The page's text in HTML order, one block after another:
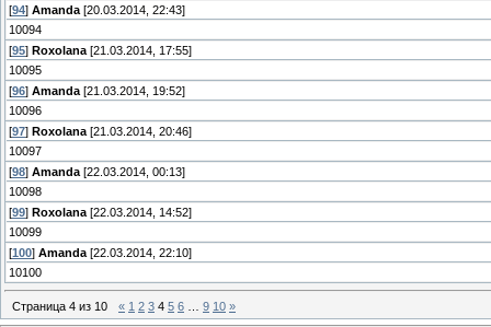
[94] Amanda [20.03.2014, 22:43]
10094
[95] Roxolana [21.03.2014, 17:55]
10095
[96] Amanda [21.03.2014, 19:52]
10096
[97] Roxolana [21.03.2014, 20:46]
10097
[98] Amanda [22.03.2014, 00:13]
10098
[99] Roxolana [22.03.2014, 14:52]
10099
[100] Amanda [22.03.2014, 22:10]
10100
Страница 4 из 10 « 1 2 3 4 5 6 9 10 »